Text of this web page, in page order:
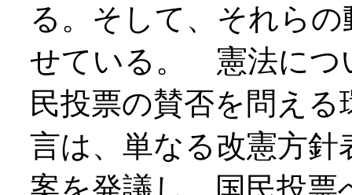
る。そして、それら
せている。 憲法につ
民投票の賛否を問え
言は、単なる改憲方
案を発議し、国民投